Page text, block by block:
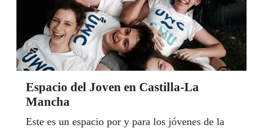
Espacio del Joven en Castilla-La
Mancha
Este es un espacio por y para los jóvenes de la